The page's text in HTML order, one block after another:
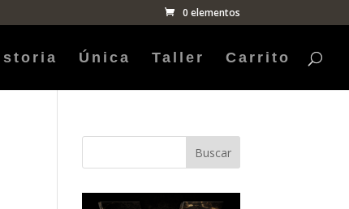
0 elementos
Única Taller Carrito
Buscar